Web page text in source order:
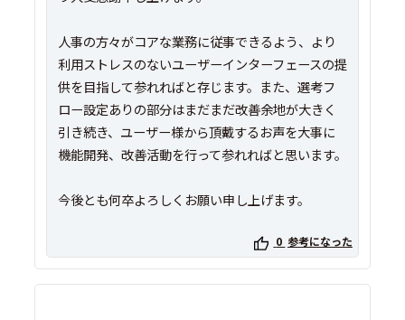
人事の方々がコアな業務に従事できるよう、より
利用ストレスのないユーザーインターフェースの提
供を目指して参れればと存じます。また、選考フ
ロー設定ありの部分はまだまだ改善余地が大きく
引き続き、ユーザー様から頂戴するお声を大事に
機能開発、改善活動を行って参れればと思います。
今後とも何卒よろしくお願い申し上げます。
0 参考になった